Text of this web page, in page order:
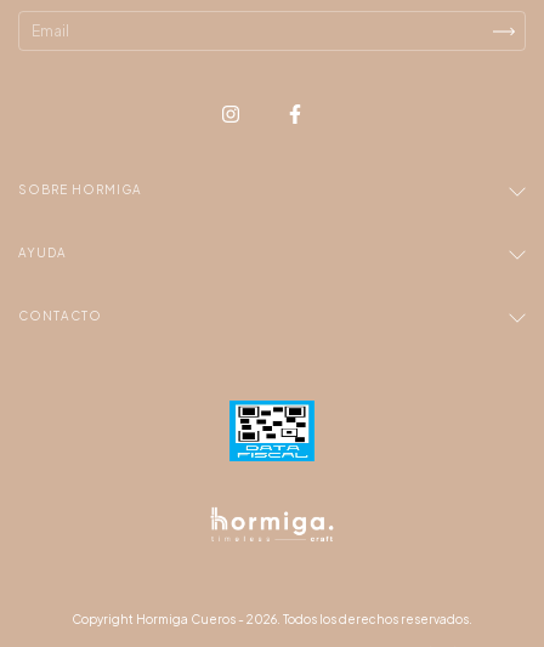
SOBRE HORMIGA
AYUDA
CONTACTO
Copyright Hormiga Cueros - 2026. Todos los derechos reservados.